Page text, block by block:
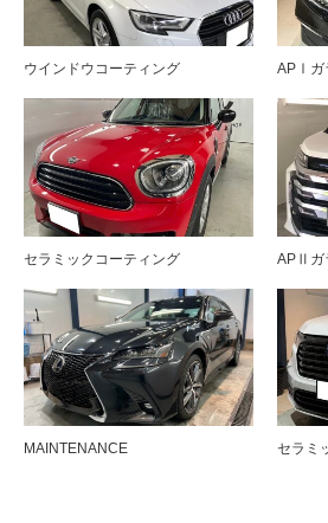
ウインドウコーティング APⅠガ
セラミックコーティング APⅡガ
MAINTENANCE セラミ